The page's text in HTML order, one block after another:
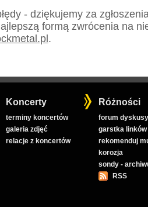
- dziękujemy za
formą zwrócenia na
.
Koncerty
terminy koncertów
galeria zdjęć
relacje z koncertów
Różności
forum
garstka linków
rekomenduj
korozja
sondy -
RSS